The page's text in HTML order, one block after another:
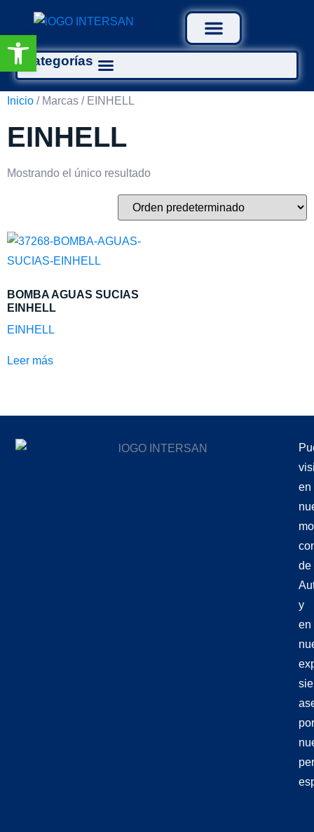
Abrir barra de herramientas
Categorías
Inicio / Marcas / EINHELL
EINHELL
Mostrando el único resultado
BOMBA AGUAS SUCIAS
EINHELL
EINHELL
Leer más
en
de
y
en
por